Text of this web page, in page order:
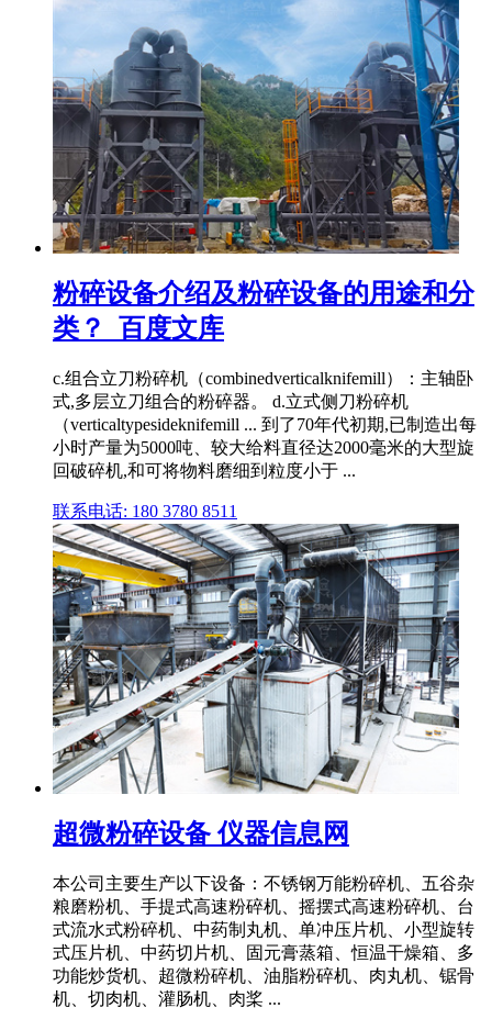
粉碎设备介绍及粉碎设备的用途和分
类？_百度文库
c.组合立刀粉碎机（combinedverticalknifemill）：主轴卧
式,多层立刀组合的粉碎器。 d.立式侧刀粉碎机
（verticaltypesideknifemill ... 到了70年代初期,已制造出每
小时产量为5000吨、较大给料直径达2000毫米的大型旋
回破碎机,和可将物料磨细到粒度小于 ...
联系电话: 180 3780 8511
超微粉碎设备 仪器信息网
本公司主要生产以下设备：不锈钢万能粉碎机、五谷杂
粮磨粉机、手提式高速粉碎机、摇摆式高速粉碎机、台
式流水式粉碎机、中药制丸机、单冲压片机、小型旋转
式压片机、中药切片机、固元膏蒸箱、恒温干燥箱、多
功能炒货机、超微粉碎机、油脂粉碎机、肉丸机、锯骨
机、切肉机、灌肠机、肉桨 ...